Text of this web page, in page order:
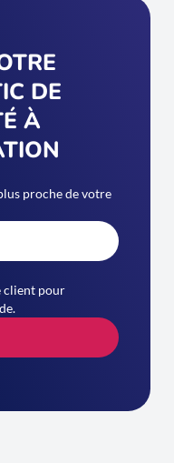
DE
À
proche de votre
client pour